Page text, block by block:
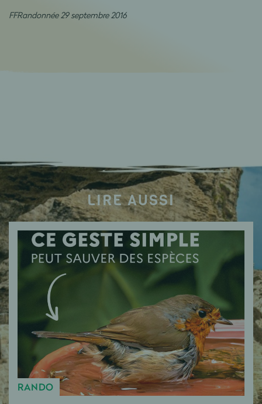
FFRandonnée 29 septembre 2016
LIRE AUSSI
RANDO